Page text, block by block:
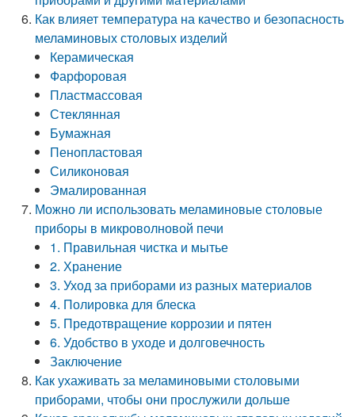
Как влияет температура на качество и безопасность
меламиновых столовых изделий
Керамическая
Фарфоровая
Пластмассовая
Стеклянная
Бумажная
Пенопластовая
Силиконовая
Эмалированная
Можно ли использовать меламиновые столовые
приборы в микроволновой печи
1. Правильная чистка и мытье
2. Хранение
3. Уход за приборами из разных материалов
4. Полировка для блеска
5. Предотвращение коррозии и пятен
6. Удобство в уходе и долговечность
Заключение
Как ухаживать за меламиновыми столовыми
приборами, чтобы они прослужили дольше